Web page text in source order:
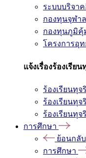
ระบบบริจา
กองทุนจุฬา
กองทุนภูมิคุ้
โครงการอุ
แจ้งเรื่องร้องเรียน
ร้องเรียนทุ
ร้องเรียนทุ
ร้องเรียนทุ
การศึกษา
ย้อนกลับ
การศึกษา